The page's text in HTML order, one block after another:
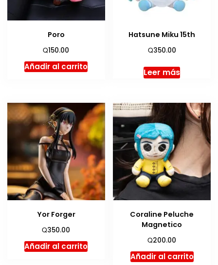
Poro
Q150.00
Añadir al carrito
Hatsune Miku 15th
Q350.00
Leer más
Yor Forger
Q350.00
Añadir al carrito
Coraline Peluche
Magnetico
Q200.00
Añadir al carrito